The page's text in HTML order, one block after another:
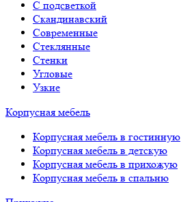
С подсветкой
Скандинавский
Современные
Стеклянные
Стенки
Угловые
Узкие
Корпусная мебель
Корпусная мебель в гостинную
Корпусная мебель в детскую
Корпусная мебель в прихожую
Корпусная мебель в спальню